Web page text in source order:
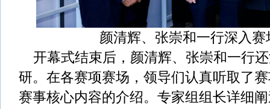
颜清辉、张崇和一行深入赛
开幕式结束后，颜清辉、张崇和一行
研。在各赛项赛场，领导们认真听取了
赛事核心内容的介绍。专家组组长详细